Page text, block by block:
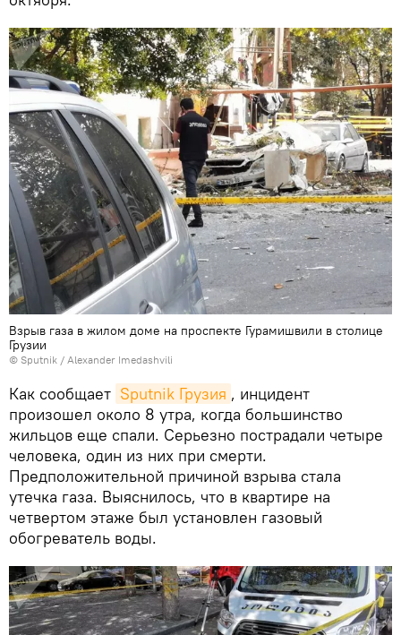
Взрыв газа в жилом доме на проспекте Гурамишвили в столице
Грузии
© Sputnik / Alexander Imedashvili
Как сообщает Sputnik Грузия , инцидент
произошел около 8 утра, когда большинство
жильцов еще спали. Серьезно пострадали четыре
человека, один из них при смерти.
Предположительной причиной взрыва стала
утечка газа. Выяснилось, что в квартире на
четвертом этаже был установлен газовый
обогреватель воды.